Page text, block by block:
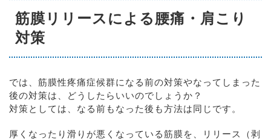
筋膜リリースによる腰痛・肩こり
対策
では、筋膜性疼痛症候群になる前の対策やなってしまった
後の対策は、どうしたらいいのでしょうか？
対策としては、なる前もなった後も方法は同じです。
厚くなったり滑りが悪くなっている筋膜を、リリース（剥